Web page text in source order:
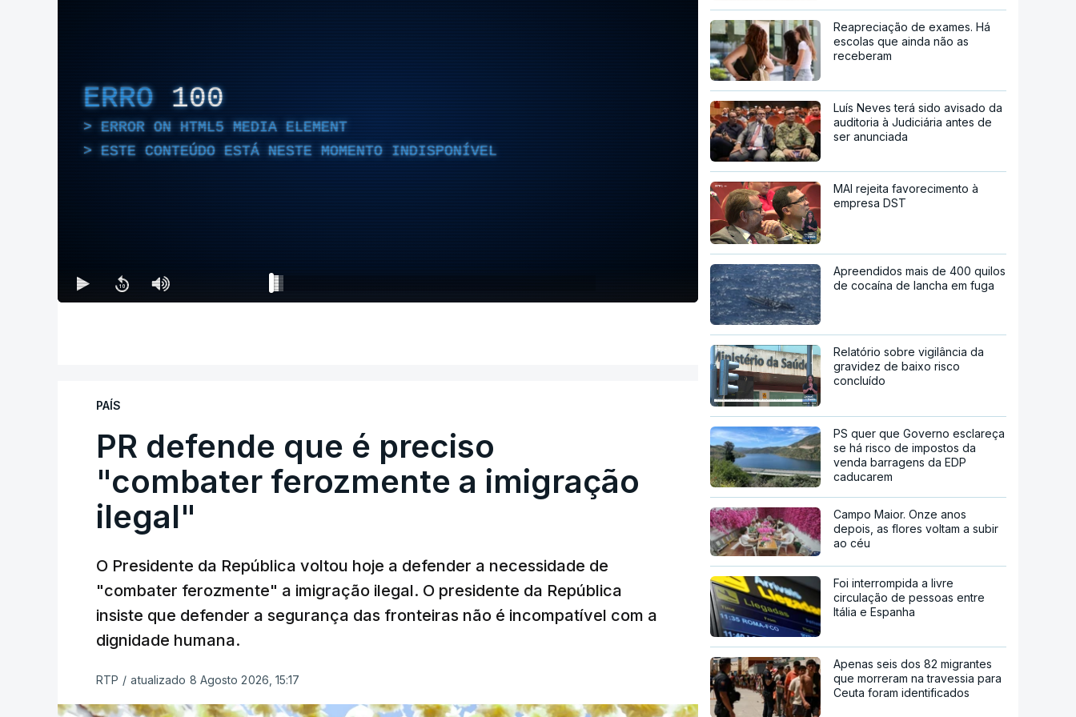
ERRO 100
ERROR ON HTML5 MEDIA ELEMENT
ESTE CONTEÚDO ESTÁ NESTE MOMENTO INDISPONÍVEL
PAÍS
PR defende que é preciso
"combater ferozmente a imigração
ilegal"
O Presidente da República voltou hoje a defender a necessidade de
"combater ferozmente" a imigração ilegal. O presidente da República
insiste que defender a segurança das fronteiras não é incompatível com a
dignidade humana.
RTP / atualizado 8 Agosto 2026, 15:17
Reapreciação de exames. Há
escolas que ainda não as
receberam
Luís Neves terá sido avisado da
auditoria à Judiciária antes de
ser anunciada
MAI rejeita favorecimento à
empresa DST
Apreendidos mais de 400 quilos
de cocaína de lancha em fuga
Relatório sobre vigilância da
gravidez de baixo risco
concluído
PS quer que Governo esclareça
se há risco de impostos da
venda barragens da EDP
caducarem
Campo Maior. Onze anos
depois, as flores voltam a subir
ao céu
Foi interrompida a livre
circulação de pessoas entre
Itália e Espanha
Apenas seis dos 82 migrantes
que morreram na travessia para
Ceuta foram identificados